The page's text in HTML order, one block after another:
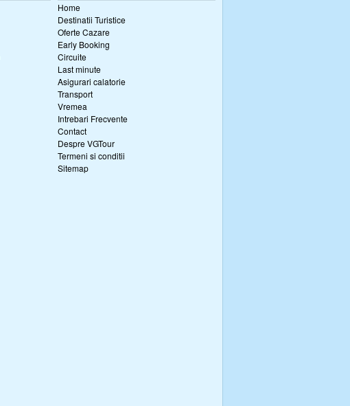
Home
Destinatii Turistice
Oferte Cazare
Early Booking
Circuite
Last minute
Asigurari calatorie
Transport
Vremea
Intrebari Frecvente
Contact
Despre VGTour
Termeni si conditii
Sitemap